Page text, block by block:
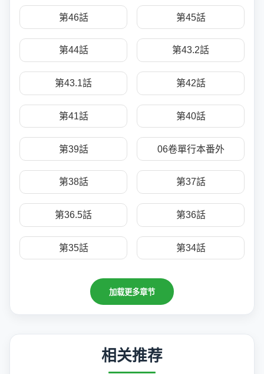
第46話 第45話
第44話 第43.2話
第43.1話 第42話
第41話 第40話
第39話 06卷單行本番外
第38話 第37話
第36.5話 第36話
第35話 第34話
加载更多章节
相关推荐